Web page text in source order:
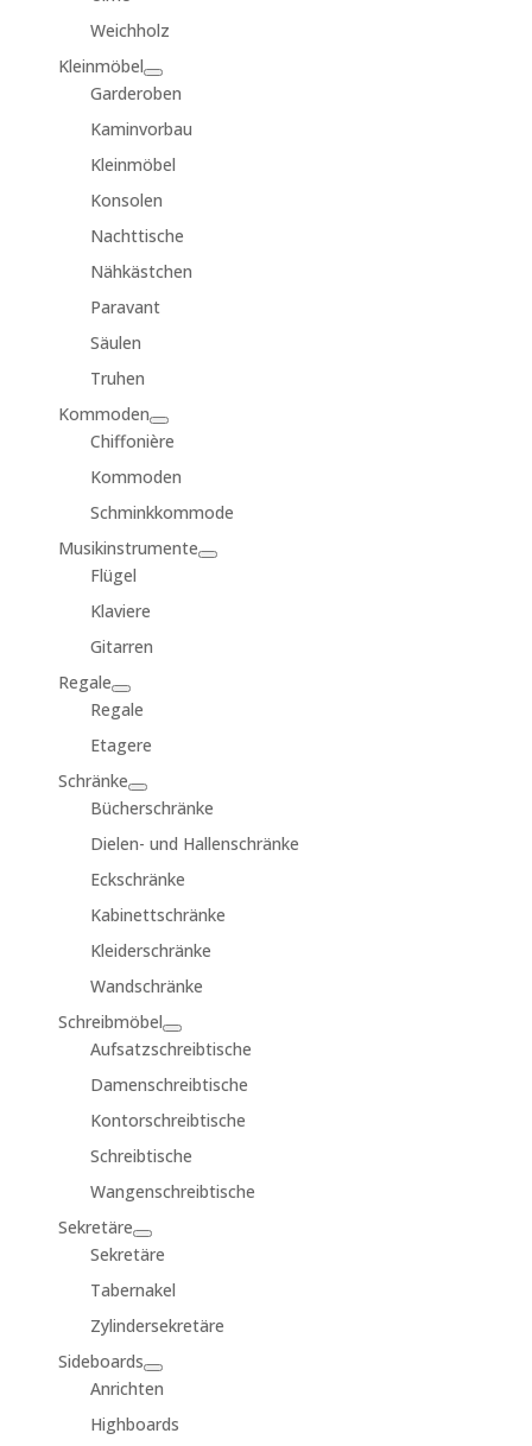
Weichholz
Kleinmöbel
Garderoben
Kaminvorbau
Kleinmöbel
Konsolen
Nachttische
Nähkästchen
Paravant
Säulen
Truhen
Kommoden
Chiffonière
Kommoden
Schminkkommode
Musikinstrumente
Flügel
Klaviere
Gitarren
Regale
Regale
Etagere
Schränke
Bücherschränke
Dielen- und Hallenschränke
Eckschränke
Kabinettschränke
Kleiderschränke
Wandschränke
Schreibmöbel
Aufsatzschreibtische
Damenschreibtische
Kontorschreibtische
Schreibtische
Wangenschreibtische
Sekretäre
Sekretäre
Tabernakel
Zylindersekretäre
Sideboards
Anrichten
Highboards